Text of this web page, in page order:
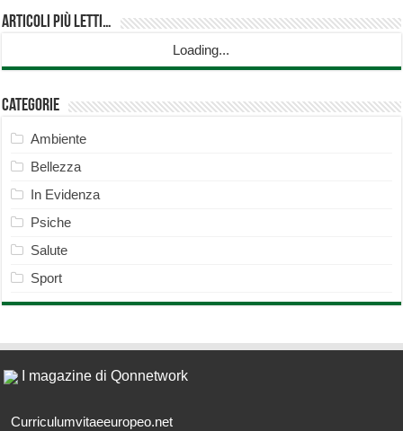
Articoli più Letti…
Loading...
Categorie
Ambiente
Bellezza
In Evidenza
Psiche
Salute
Sport
I magazine di Qonnetwork
Curriculumvitaeeuropeo.net